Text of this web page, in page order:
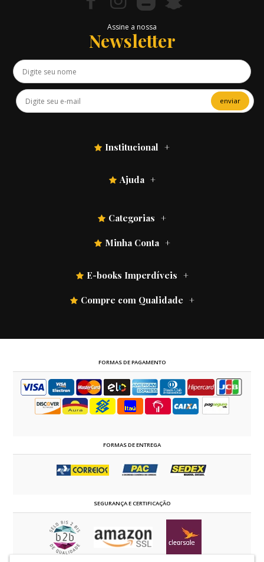
Assine a nossa
Newsletter
enviar
Institucional
Ajuda
Categorias
Minha Conta
E-books Imperdíveis
Compre com Qualidade
FORMAS DE PAGAMENTO
FORMAS DE ENTREGA
SEGURANÇA E CERTIFICAÇÃO